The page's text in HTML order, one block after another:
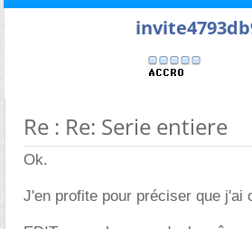
Re : Re: Serie entiere
Ok.
J'en profite pour préciser que j'ai